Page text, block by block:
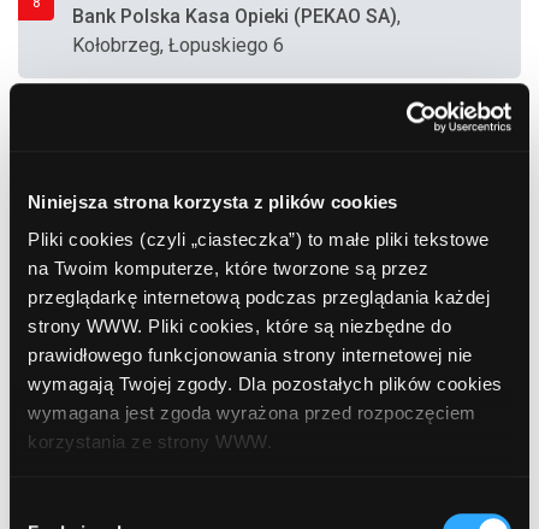
Niniejsza strona korzysta z plików cookies
Pliki cookies (czyli „ciasteczka”) to małe pliki tekstowe
na Twoim komputerze, które tworzone są przez
przeglądarkę internetową podczas przeglądania każdej
strony WWW. Pliki cookies, które są niezbędne do
prawidłowego funkcjonowania strony internetowej nie
wymagają Twojej zgody. Dla pozostałych plików cookies
wymagana jest zgoda wyrażona przed rozpoczęciem
korzystania ze strony WWW.
Bank Polska Kasa Opieki (PEKAO SA),
Kołobrzeg, Łopuskiego 6
10
Bank BPH, Kołobrzeg, Chodkiewicza 16d
11
Euronet
, Kołobrzeg, Dworcowa 10 (Hotel "New
Skanpol")